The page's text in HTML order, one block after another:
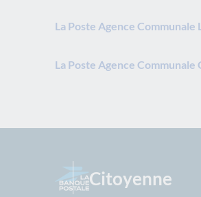
La Poste Agence Communale
La Poste Agence
Citoyenne